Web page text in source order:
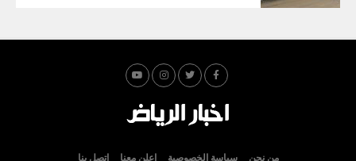
من نحن سياسة الخصوصية اعلن معنا اتصل بنا